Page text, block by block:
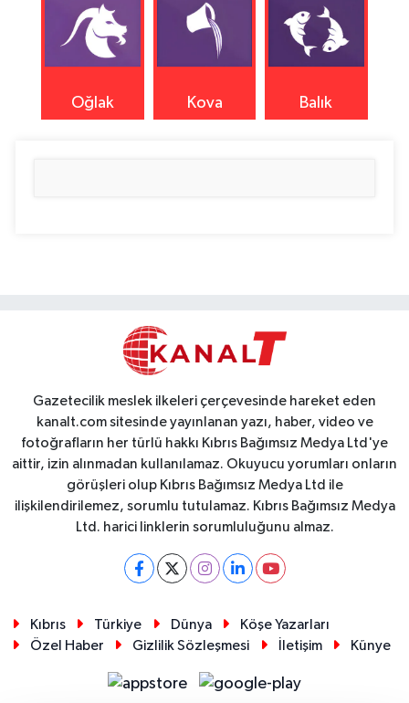
Oğlak Kova Balık
Gazetecilik meslek ilkeleri çerçevesinde hareket eden
kanalt.com sitesinde yayınlanan yazı, haber, video ve
fotoğrafların her türlü hakkı Kıbrıs Bağımsız Medya Ltd'ye
aittir, izin alınmadan kullanılamaz. Okuyucu yorumları onların
görüşleri olup Kıbrıs Bağımsız Medya Ltd ile
ilişkilendirilemez, sorumlu tutulamaz. Kıbrıs Bağımsız Medya
Ltd. harici linklerin sorumluluğunu almaz.
Kıbrıs Türkiye Dünya
Köşe Yazarları
Özel Haber
Gizlilik Sözleşmesi İletişim Künye